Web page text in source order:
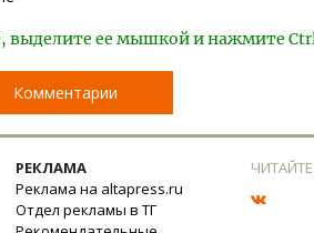
выделите ее мышкой и нажмите
Комментарии
РЕКЛАМА
Реклама на altapress.ru
Отдел рекламы в ТГ